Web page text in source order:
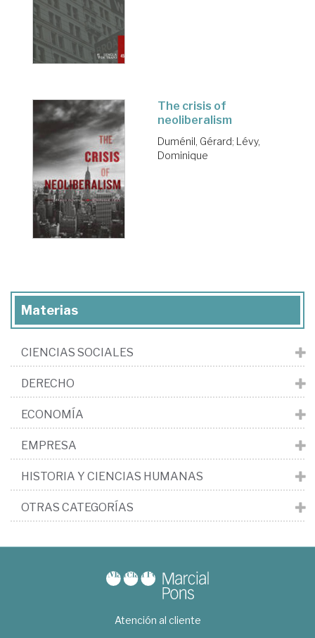
The crisis of
neoliberalism
Duménil, Gérard; Lévy,
Dominique
Materias
CIENCIAS SOCIALES
DERECHO
ECONOMÍA
EMPRESA
HISTORIA Y CIENCIAS HUMANAS
OTRAS CATEGORÍAS
Atención al cliente